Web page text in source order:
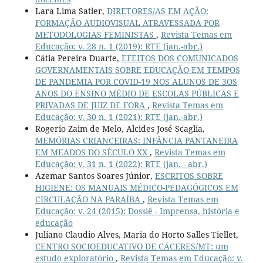
Lara Lima Satler, DIRETORES/AS EM AÇÃO:
FORMAÇÃO AUDIOVISUAL ATRAVESSADA POR
METODOLOGIAS FEMINISTAS , Revista Temas em
Educação: v. 28 n. 1 (2019): RTE (jan.-abr.)
Cátia Pereira Duarte, EFEITOS DOS COMUNICADOS
GOVERNAMENTAIS SOBRE EDUCAÇÃO EM TEMPOS
DE PANDEMIA POR COVID-19 NOS ALUNOS DE 3OS
ANOS DO ENSINO MÉDIO DE ESCOLAS PÚBLICAS E
PRIVADAS DE JUIZ DE FORA , Revista Temas em
Educação: v. 30 n. 1 (2021): RTE (jan.-abr.)
Rogerio Zaim de Melo, Alcides José Scaglia,
MEMÓRIAS CRIANCEIRAS: INFÂNCIA PANTANEIRA
EM MEADOS DO SÉCULO XX , Revista Temas em
Educação: v. 31 n. 1 (2022): RTE (jan. - abr.)
Azemar Santos Soares Júnior, ESCRITOS SOBRE
HIGIENE: OS MANUAIS MÉDICO-PEDAGÓGICOS EM
CIRCULAÇÃO NA PARAÍBA , Revista Temas em
Educação: v. 24 (2015): Dossiê - Imprensa, história e
educação
Juliano Claudio Alves, Maria do Horto Salles Tiellet,
CENTRO SOCIOEDUCATIVO DE CÁCERES/MT: um
estudo exploratório , Revista Temas em Educação: v.